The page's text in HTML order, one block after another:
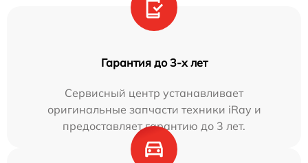
Гарантия до 3-х лет
Сервисный центр устанавливает
оригинальные запчасти техники iRay и
предоставляет гарантию до 3 лет.